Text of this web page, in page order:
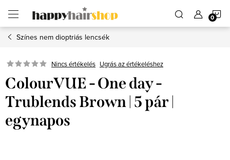
fő
tartalomhoz
Színes nem dioptriás lencsék
Nincs értékelés Ugrás az értékeléshez
ColourVUE - One day -
Trublends Brown | 5 pár |
egynapos